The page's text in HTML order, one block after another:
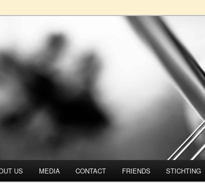
US MEDIA CONTACT FRIENDS STICHTING